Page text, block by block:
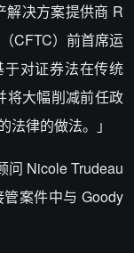
决方案提供商 R
CFTC）前首席运
对证券法在传统
将大幅削减前任政
律的做法。」
问 Nicole Trudeau
案件中与 Goody